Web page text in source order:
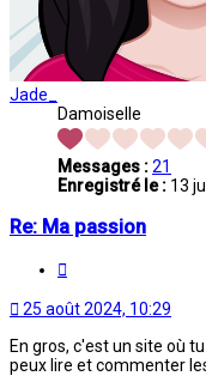
Jade_
Damoiselle
Messages :21
Enregistré le : 13
Re: Ma passion
25 août 2024, 10:29
En gros, c'est un site où
peux lire et commenter